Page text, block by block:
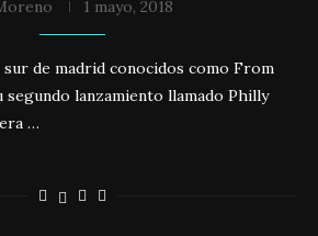
1 mayo, 2018
de madrid conocidos como From
segundo lanzamiento llamado Philly
…